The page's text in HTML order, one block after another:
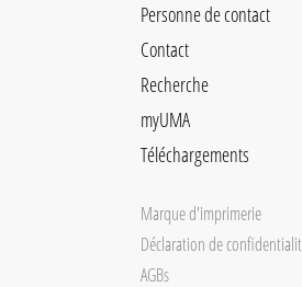
Personne de contact
Contact
Recherche
myUMA
Téléchargements
Marque d'imprimerie
Déclaration de
AGBs